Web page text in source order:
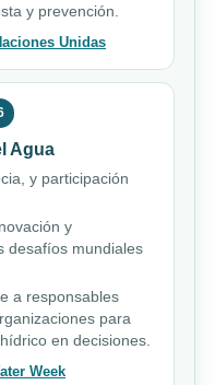
y prevención.
Unidas
Agua
y participación
y
desafíos mundiales
a responsables
para
en decisiones.
Week